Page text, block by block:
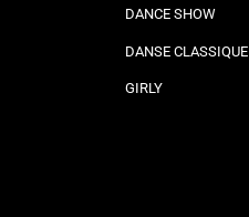
DANCE SHOW
DANSE CLASSIQUE
GIRLY